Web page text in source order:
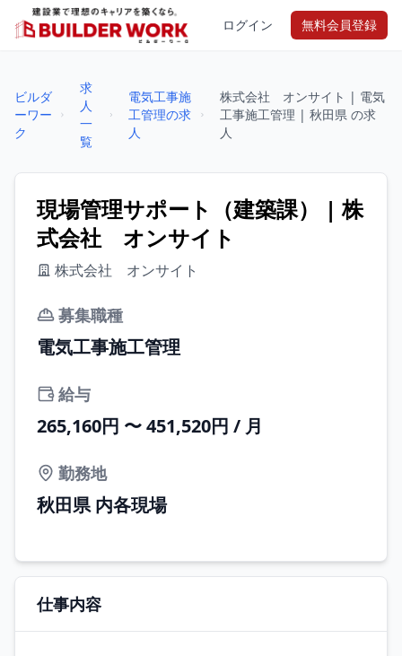
ログイン 無料会員登録
ビルダ
ーワー
ク
求
人
一
覧
電気工事施
工管理の求
人
株式会社 オンサイト | 電気
工事施工管理 | 秋田県 の求
人
現場管理サポート（建築課） | 株
式会社 オンサイト
株式会社 オンサイト
募集職種
電気工事施工管理
給与
265,160円 〜 451,520円 / 月
勤務地
秋田県 内各現場
仕事内容